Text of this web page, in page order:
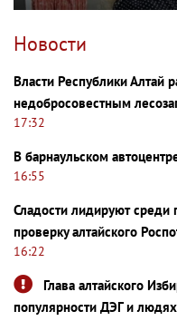
Новости
Власти Республики Алтай
недобросовестным
17:32
В барнаульском
16:55
Сладости лидируют среди
проверку алтайского
16:22
Глава алтайского
популярности ДЭГ и